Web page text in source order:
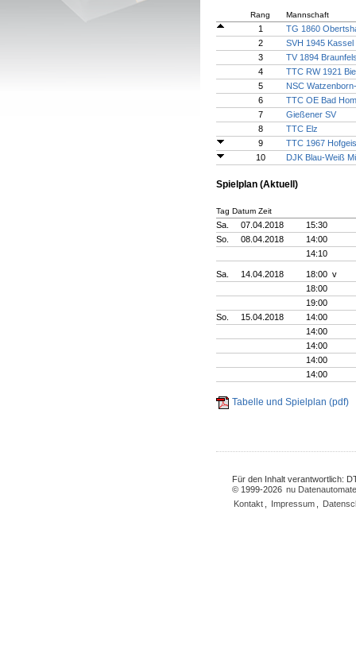
Rang Mannschaft
1
TG 1860
2
SVH 1945 Kassel
3
TV 1894
4
TTC RW 1921
5
NSC
6
TTC OE Bad
7
Gießener SV
8
TTC Elz
9
TTC 1967
10
DJK Blau-Weiß
Spielplan (Aktuell)
Tag Datum Zeit
Sa. 07.04.2018
15:30
So.
08.04.2018
14:00
14:10
Sa. 14.04.2018
18:00 v
18:00
19:00
So.
15.04.2018
14:00
14:00
14:00
14:00
14:00
Tabelle und Spielplan (pdf)
Für den Inhalt verantwortlich:
© 1999-2026 nu
Kontakt
Impressum